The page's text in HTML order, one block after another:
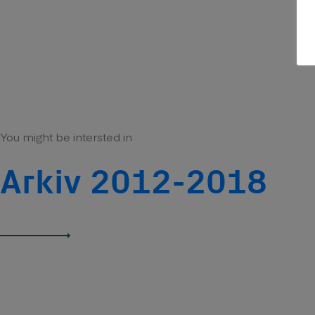
You might be intersted in
Arkiv 2012-2018